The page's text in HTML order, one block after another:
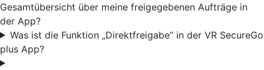
Gesamtübersicht über meine freigegebenen Aufträge in
der App?
Was ist die Funktion „Direktfreigabe” in der VR SecureGo
plus App?